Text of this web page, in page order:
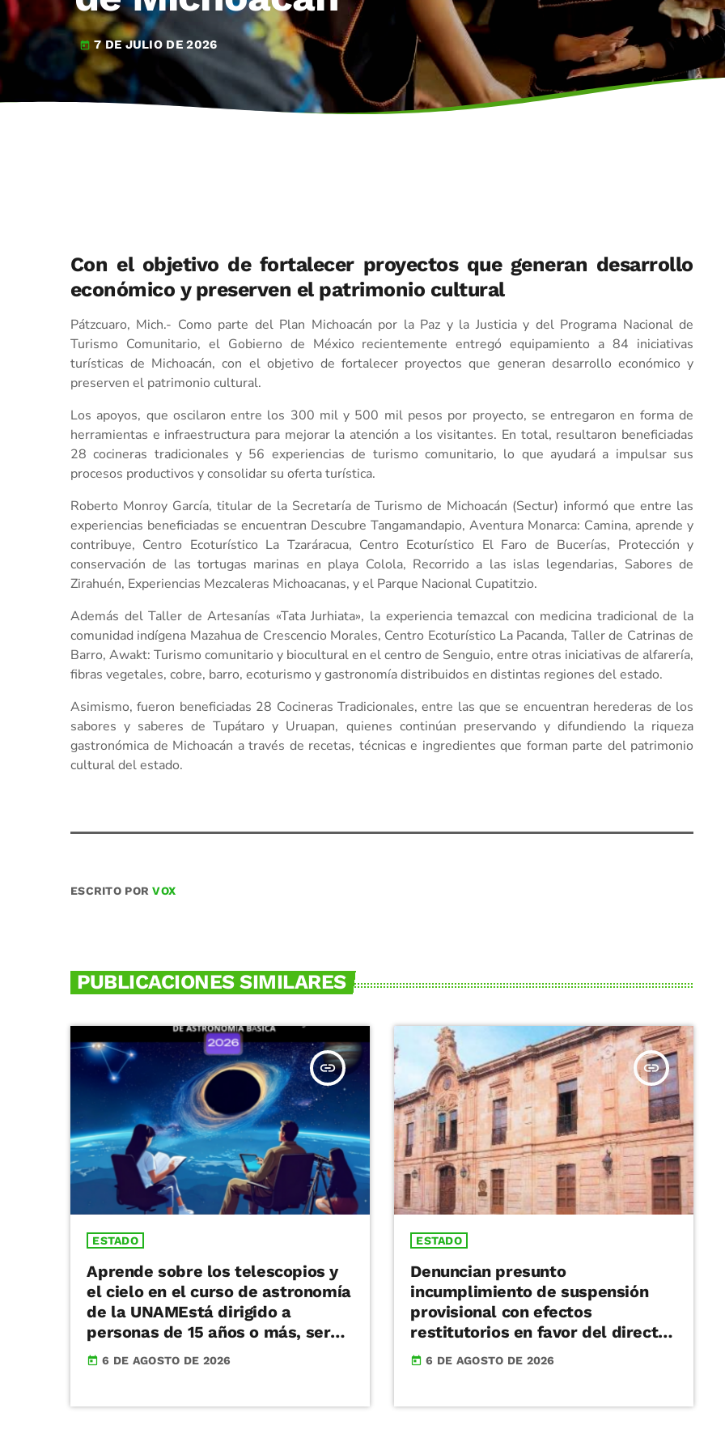
today 7 DE JULIO DE 2026
Con el objetivo de fortalecer proyectos que generan desarrollo
económico y preserven el patrimonio cultural
Pátzcuaro, Mich.- Como parte del Plan Michoacán por la Paz y la Justicia y del Programa Nacional de
Turismo Comunitario, el Gobierno de México recientemente entregó equipamiento a 84 iniciativas
turísticas de Michoacán, con el objetivo de fortalecer proyectos que generan desarrollo económico y
preserven el patrimonio cultural.
Los apoyos, que oscilaron entre los 300 mil y 500 mil pesos por proyecto, se entregaron en forma de
herramientas e infraestructura para mejorar la atención a los visitantes. En total, resultaron beneficiadas
28 cocineras tradicionales y 56 experiencias de turismo comunitario, lo que ayudará a impulsar sus
procesos productivos y consolidar su oferta turística.
Roberto Monroy García, titular de la Secretaría de Turismo de Michoacán (Sectur) informó que entre las
experiencias beneficiadas se encuentran Descubre Tangamandapio, Aventura Monarca: Camina, aprende y
contribuye, Centro Ecoturístico La Tzaráracua, Centro Ecoturístico El Faro de Bucerías, Protección y
conservación de las tortugas marinas en playa Colola, Recorrido a las islas legendarias, Sabores de
Zirahuén, Experiencias Mezcaleras Michoacanas, y el Parque Nacional Cupatitzio.
Además del Taller de Artesanías «Tata Jurhiata», la experiencia temazcal con medicina tradicional de la
comunidad indígena Mazahua de Crescencio Morales, Centro Ecoturístico La Pacanda, Taller de Catrinas de
Barro, Awakt: Turismo comunitario y biocultural en el centro de Senguio, entre otras iniciativas de alfarería,
fibras vegetales, cobre, barro, ecoturismo y gastronomía distribuidos en distintas regiones del estado.
Asimismo, fueron beneficiadas 28 Cocineras Tradicionales, entre las que se encuentran herederas de los
sabores y saberes de Tupátaro y Uruapan, quienes continúan preservando y difundiendo la riqueza
gastronómica de Michoacán a través de recetas, técnicas e ingredientes que forman parte del patrimonio
cultural del estado.
ESCRITO PORVOX
PUBLICACIONES SIMILARES
insert_link
ESTADO
Aprende sobre los telescopios y
el cielo en el curso de astronomía
de la UNAMEstá dirigido a
personas de 15 años o más, será
en el auditorio del IRyA del 17 al
cómo se mueve el cielo y cómo
today 6 DE AGOSTO DE 2026
insert_link
ESTADO
Denuncian presunto
incumplimiento de suspensión
provisional con efectos
restitutorios en favor del director
de la Facultad de Derecho de la
today 6 DE AGOSTO DE 2026